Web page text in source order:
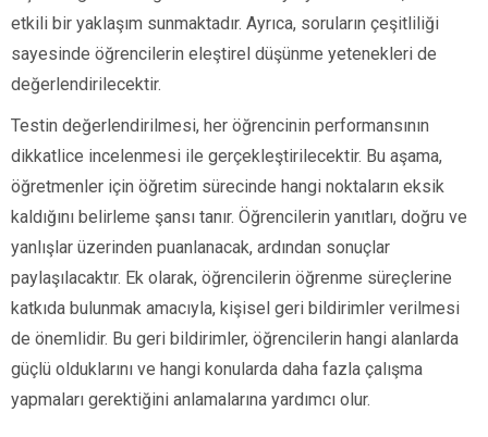
etkili bir yaklaşım sunmaktadır. Ayrıca, soruların çeşitliliği
sayesinde öğrencilerin eleştirel düşünme yetenekleri de
değerlendirilecektir.
Testin değerlendirilmesi, her öğrencinin performansının
dikkatlice incelenmesi ile gerçekleştirilecektir. Bu aşama,
öğretmenler için öğretim sürecinde hangi noktaların eksik
kaldığını belirleme şansı tanır. Öğrencilerin yanıtları, doğru ve
yanlışlar üzerinden puanlanacak, ardından sonuçlar
paylaşılacaktır. Ek olarak, öğrencilerin öğrenme süreçlerine
katkıda bulunmak amacıyla, kişisel geri bildirimler verilmesi
de önemlidir. Bu geri bildirimler, öğrencilerin hangi alanlarda
güçlü olduklarını ve hangi konularda daha fazla çalışma
yapmaları gerektiğini anlamalarına yardımcı olur.